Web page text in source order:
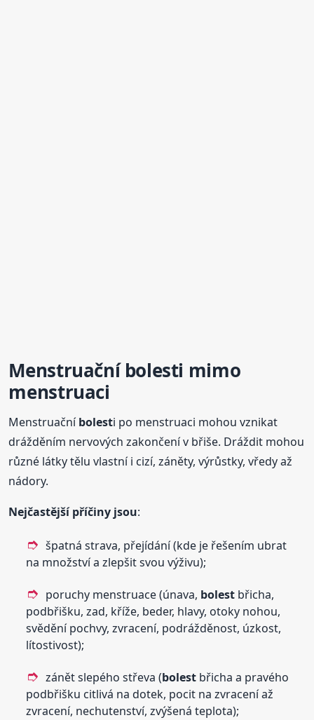
Menstruačníbolesti mimo
menstruaci
Menstruačníbolesti po menstruaci mohou vznikat
drážděním nervových zakončení v břiše. Dráždit mohou
různé látky tělu vlastní i cizí, záněty, výrůstky, vředy až
nádory.
Nejčastější příčiny jsou:
špatná strava, přejídání (kde je řešením ubrat
na množství a zlepšit svou výživu);
poruchy menstruace (únava, bolest břicha,
podbřišku, zad, kříže, beder, hlavy, otoky nohou,
svědění pochvy, zvracení, podrážděnost, úzkost,
lítostivost);
zánět slepého střeva (bolest břicha a pravého
podbřišku citlivá na dotek, pocit na zvracení až
zvracení, nechutenství, zvýšená teplota);